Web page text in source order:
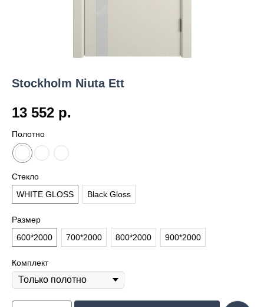
Stockholm Niuta Ett
13 552 р.
Полотно
Стекло
WHITE GLOSS
Black Gloss
Размер
600*2000
700*2000 800*2000 900*2000
Комплект